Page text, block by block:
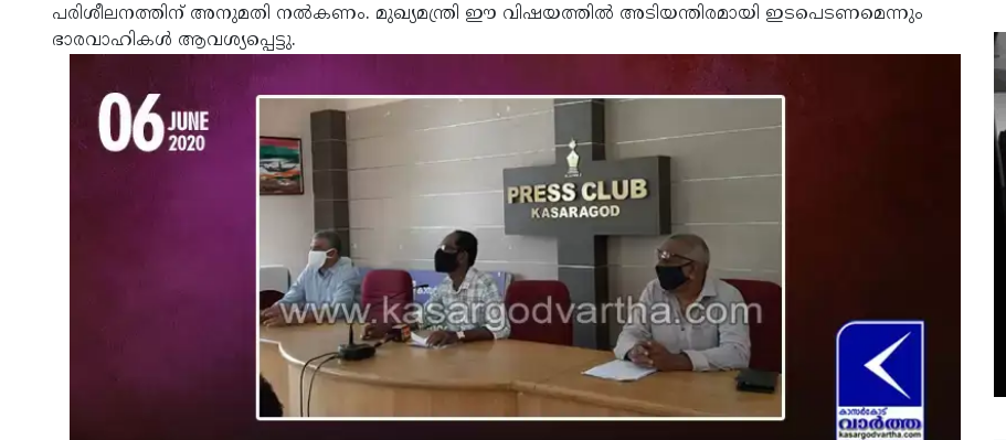
പരിശീലനത്തിന് അനുമതി നല്‍കണം. മുഖ്യമന്ത്രി ഈ വിഷയത്തില്‍ അടിയന്തിരമായി ഇടപെടണമെന്നും
ഭാരവാഹികള്‍ ആവശ്യപ്പെട്ടു.